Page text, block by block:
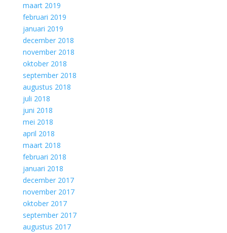
maart 2019
februari 2019
januari 2019
december 2018
november 2018
oktober 2018
september 2018
augustus 2018
juli 2018
juni 2018
mei 2018
april 2018
maart 2018
februari 2018
januari 2018
december 2017
november 2017
oktober 2017
september 2017
augustus 2017